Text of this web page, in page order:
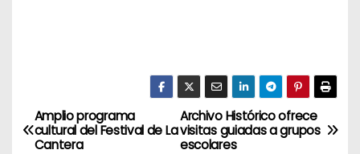
N
Archivo Histórico ofrece
visitas guiadas a grupos
escolares
Amplio programa
cultural del Festival de La
Cantera